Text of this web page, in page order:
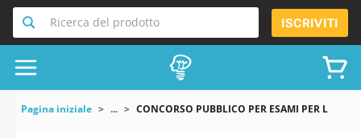
Ricerca del prodotto ISCRIVITI
Pagina iniziale ... CONCORSO PUBBLICO PER ESAMI PER L